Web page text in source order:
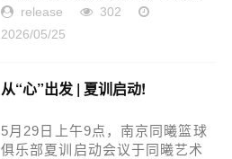
事男篮以99比85力克北京北汽，
时隔整整24载再度挺进总决赛，
势如...
release
302
2026/05/25
从“心”出发 | 夏训启动!
5月29日上午9点，南京同曦篮球
俱乐部夏训启动会议于同曦艺术